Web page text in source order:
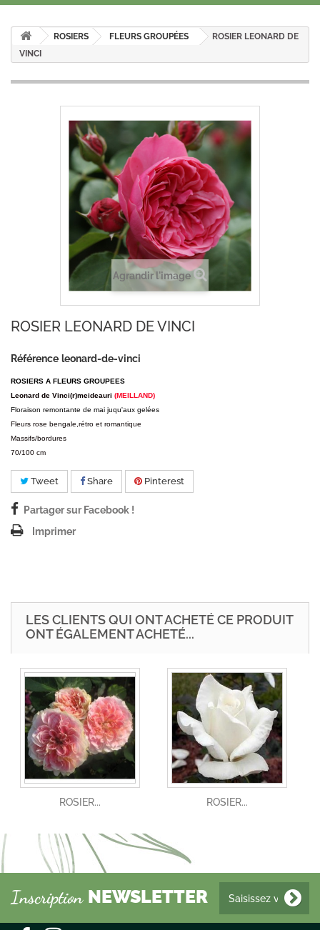
ROSIERS FLEURS GROUPÉES
ROSIER LEONARD DE
VINCI
Agrandir l'image
ROSIER LEONARD DE VINCI
Référence leonard-de-vinci
ROSIERS A FLEURS GROUPEES
Leonard de Vinci(r)meideauri (MEILLAND)
Floraison remontante de mai juqu'aux gelées
Fleurs rose bengale,rétro et romantique
Massifs/bordures
70/100 cm
Tweet Share Pinterest
Partager sur Facebook !
Imprimer
LES CLIENTS QUI ONT ACHETÉ CE PRODUIT
ONT ÉGALEMENT ACHETÉ...
ROSIER... ROSIER...
Inscription NEWSLETTER